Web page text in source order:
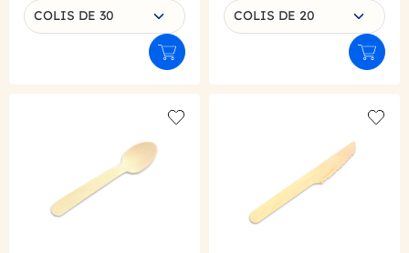
COLIS DE 30
Ajouter au panier
COLIS DE 20